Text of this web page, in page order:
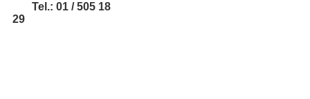
Tel.: 01 / 505 18
29